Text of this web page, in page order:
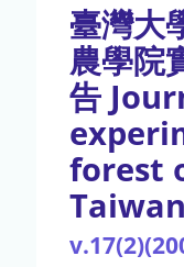
臺灣大
農學院
告
forest